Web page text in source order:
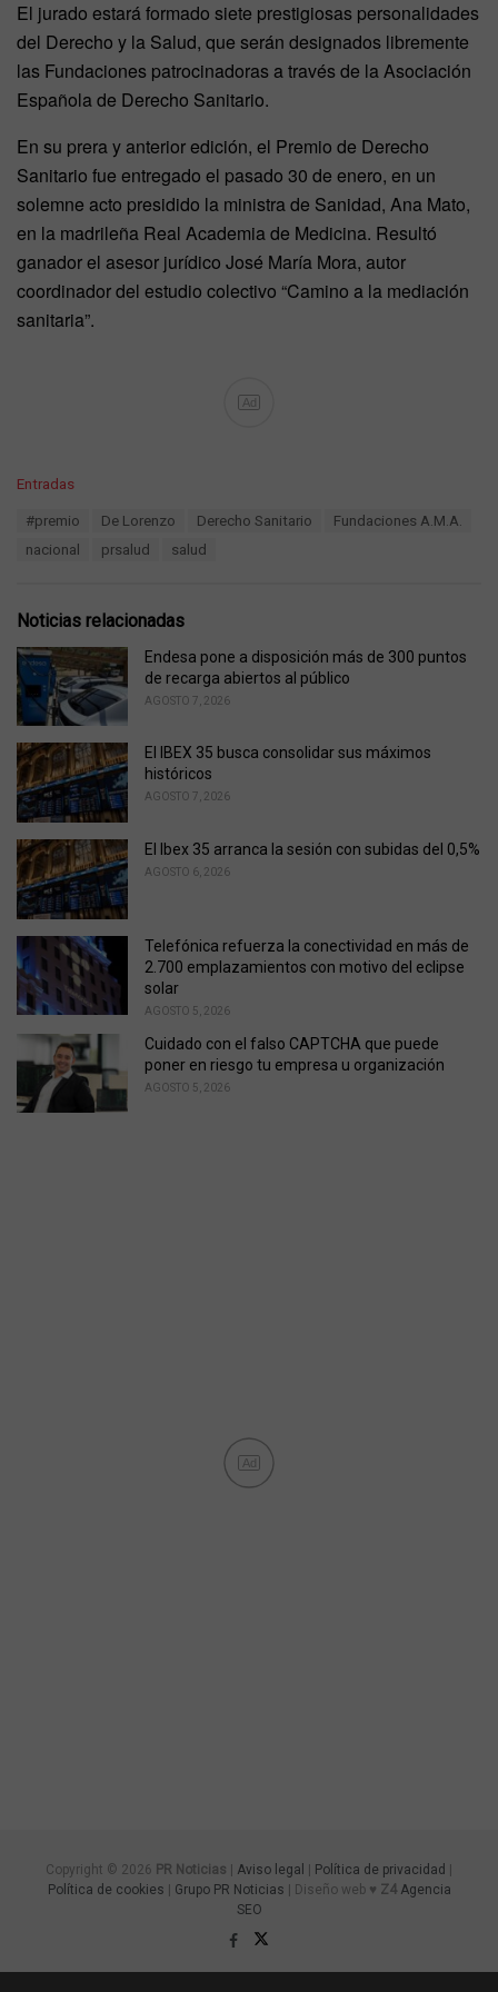
El jurado estará formado siete prestigiosas personalidades
del Derecho y la Salud, que serán designados libremente
las Fundaciones patrocinadoras a través de la Asociación
Española de Derecho Sanitario.
En su prera y anterior edición, el Premio de Derecho
Sanitario fue entregado el pasado 30 de enero, en un
solemne acto presidido la ministra de Sanidad, Ana Mato,
en la madrileña Real Academia de Medicina. Resultó
ganador el asesor jurídico José María Mora, autor
coordinador del estudio colectivo “Camino a la mediación
sanitaria”.
Ad
C
i
e
s
:
Entradas
#premio De Lorenzo Derecho Sanitario
Fundaciones A.M.A.
nacional
prsalud salud
Noticias relacionadas
Endesa pone a disposición más de 300 puntos
de recarga abiertos al público
AGOSTO 7, 2026
El IBEX 35 busca consolidar sus máximos
históricos
AGOSTO 7, 2026
El Ibex 35 arranca la sesión con subidas del 0,5%
AGOSTO 6, 2026
Telefónica refuerza la conectividad en más de
2.700 emplazamientos con motivo del eclipse
solar
AGOSTO 5, 2026
Cuidado con el falso CAPTCHA que puede
poner en riesgo tu empresa u organización
AGOSTO 5, 2026
Ad
Copyright © 2026 PR Noticias Aviso legal Política de privacidad
Política de cookies
Grupo PR Noticias | Diseño web ♥ Z4 Agencia
SEO